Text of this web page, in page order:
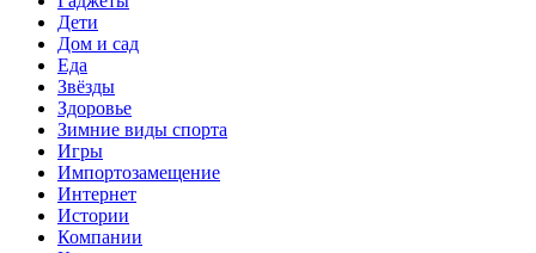
Дети
Дом и сад
Еда
Звёзды
Здоровье
Зимние виды спорта
Игры
Импортозамещение
Интернет
Истории
Компании